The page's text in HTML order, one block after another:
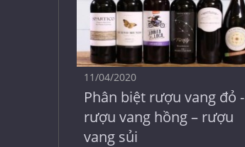
11/04/2020
Phân biệt rượu vang đỏ -
rượu vang hồng – rượu
vang sủi